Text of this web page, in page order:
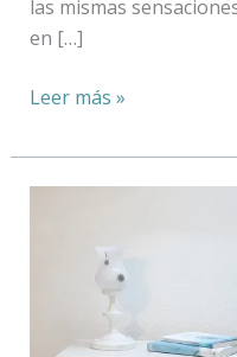
las mismas
en […]
Leer más »
cajonera